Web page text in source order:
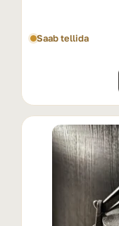
Saab tellida